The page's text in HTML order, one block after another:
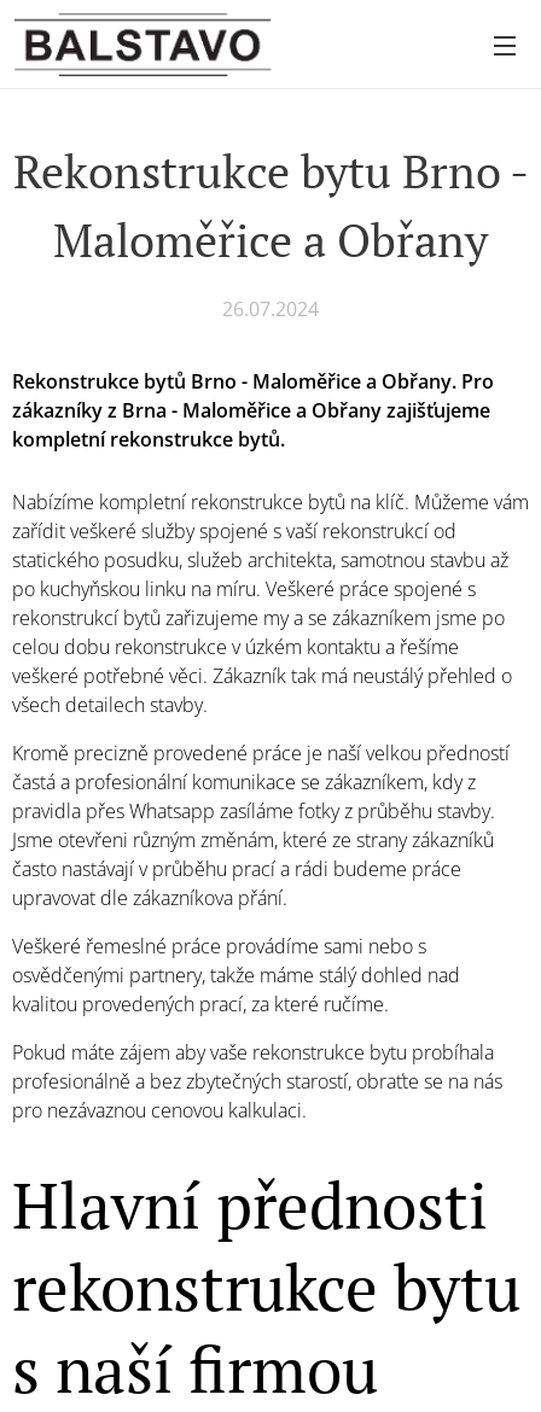
Rekonstrukce bytu Brno -
Maloměřice a Obřany
26.07.2024
Rekonstrukce bytů Brno - Maloměřice a Obřany. Pro
zákazníky z Brna - Maloměřice a Obřany zajišťujeme
kompletní rekonstrukce bytů.
Nabízíme kompletní rekonstrukce bytů na klíč. Můžeme vám
zařídit veškeré služby spojené s vaší rekonstrukcí od
statického posudku, služeb architekta, samotnou stavbu až
po kuchyňskou linku na míru. Veškeré práce spojené s
rekonstrukcí bytů zařizujeme my a se zákazníkem jsme po
celou dobu rekonstrukce v úzkém kontaktu a řešíme
veškeré potřebné věci. Zákazník tak má neustálý přehled o
všech detailech stavby.
Kromě precizně provedené práce je naší velkou předností
častá a profesionální komunikace se zákazníkem, kdy z
pravidla přes Whatsapp zasíláme fotky z průběhu stavby.
Jsme otevřeni různým změnám, které ze strany zákazníků
často nastávají v průběhu prací a rádi budeme práce
upravovat dle zákazníkova přání.
Veškeré řemeslné práce provádíme sami nebo s
osvědčenými partnery, takže máme stálý dohled nad
kvalitou provedených prací, za které ručíme.
Pokud máte zájem aby vaše rekonstrukce bytu probíhala
profesionálně a bez zbytečných starostí, obraťte se na nás
pro nezávaznou cenovou kalkulaci.
Hlavní přednosti
rekonstrukce bytu
s naší firmou